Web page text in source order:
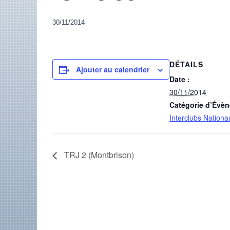
30/11/2014
Ajouter au calendrier
DÉTAILS
Date :
30/11/2014
Catégorie
Interclubs
TRJ 2 (Montbrison)